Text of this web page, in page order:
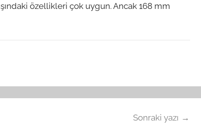
özellikleri çok uygun. Ancak 168 mm
Sonraki yazı